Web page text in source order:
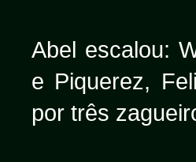
Abel escalou:
e Piquerez,
por três